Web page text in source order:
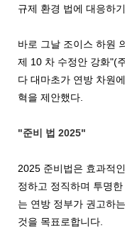
규제 환경 법에 대응하
바로 그날 조이스 하원
제 10 차 수정안 강화"(
다 대마초가 연방 차원
혁을 제안했다.
"준비 법 2025"
2025 준비법은 효과적
정하고 정직하며 투명
는 연방 정부가 권고하
것을 목표로합니다.